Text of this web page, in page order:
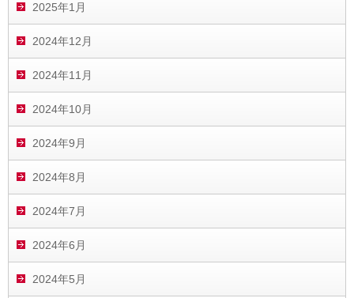
2025年1月
2024年12月
2024年11月
2024年10月
2024年9月
2024年8月
2024年7月
2024年6月
2024年5月